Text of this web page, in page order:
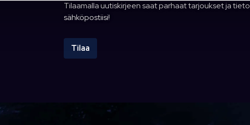
Tilaamalla uutiskirjeen saat parhaat tarjoukset ja
sähköpostiisi!
Tilaa